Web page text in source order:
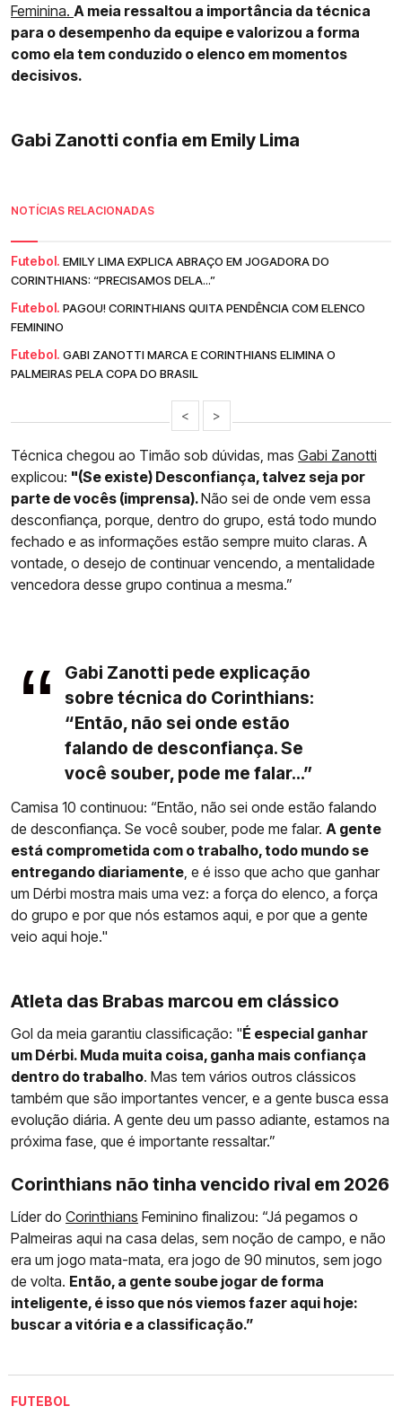
Feminina. A meia ressaltou a importância da técnica
para o desempenho da equipe e valorizou a forma
como ela tem conduzido o elenco em momentos
decisivos.
Gabi Zanotti confia em Emily Lima
NOTÍCIAS RELACIONADAS
Futebol. EMILY LIMA EXPLICA ABRAÇO EM JOGADORA DO
CORINTHIANS: “PRECISAMOS DELA...”
Futebol. PAGOU! CORINTHIANS QUITA PENDÊNCIA COM ELENCO
FEMININO
Futebol. GABI ZANOTTI MARCA E CORINTHIANS ELIMINA O
PALMEIRAS PELA COPA DO BRASIL
< >
Técnica chegou ao Timão sob dúvidas, mas Gabi Zanotti
explicou: "(Se existe) Desconfiança, talvez seja por
parte de vocês (imprensa).Não sei de onde vem essa
desconfiança, porque, dentro do grupo, está todo mundo
fechado e as informações estão sempre muito claras. A
vontade, o desejo de continuar vencendo, a mentalidade
vencedora desse grupo continua a mesma.”
Gabi Zanotti pede explicação
sobre técnica do Corinthians:
“Então, não sei onde estão
falando de desconfiança. Se
você souber, pode me falar...”
Camisa 10 continuou: “Então, não sei onde estão falando
de desconfiança. Se você souber, pode me falar. A gente
está comprometida com o trabalho, todo mundo se
entregando diariamente, e é isso que acho que ganhar
um Dérbi mostra mais uma vez: a força do elenco, a força
do grupo e por que nós estamos aqui, e por que a gente
veio aqui hoje."
Atleta das Brabas marcou em clássico
Gol da meia garantiu classificação: "É especial ganhar
um Dérbi. Muda muita coisa, ganha mais confiança
dentro do trabalho. Mas tem vários outros clássicos
também que são importantes vencer, e a gente busca essa
evolução diária. A gente deu um passo adiante, estamos na
próxima fase, que é importante ressaltar.”
Corinthians não tinha vencido rival em 2026
Líder do Corinthians Feminino finalizou: “Já pegamos o
Palmeiras aqui na casa delas, sem noção de campo, e não
era um jogo mata-mata, era jogo de 90 minutos, sem jogo
de volta. Então, a gente soube jogar de forma
inteligente, é isso que nós viemos fazer aqui hoje:
buscar a vitória e a classificação.”
FUTEBOL